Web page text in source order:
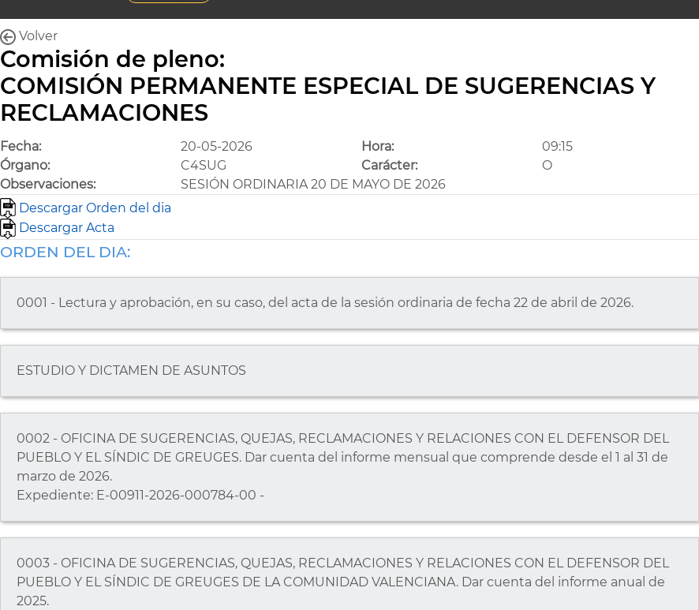
Volver
Comisión de pleno:
COMISIÓN PERMANENTE ESPECIAL DE SUGERENCIAS Y
RECLAMACIONES
Fecha: 20-05-2026 Hora:
09:15
Órgano:
C4SUG Carácter:
O
Observaciones:
SESIÓN ORDINARIA 20 DE MAYO DE 2026
Descargar Orden del dia
Descargar Acta
ORDEN DEL DIA:
0001 - Lectura y aprobación, en su caso, del acta de la sesión ordinaria de fecha 22 de abril de 2026.
ESTUDIO Y DICTAMEN DE ASUNTOS
0002 - OFICINA DE SUGERENCIAS, QUEJAS, RECLAMACIONES Y RELACIONES CON EL DEFENSOR DEL
PUEBLO Y EL SÍNDIC DE GREUGES. Dar cuenta del informe mensual que comprende desde el 1 al 31 de
marzo de 2026.
Expediente: E-00911-2026-000784-00 -
0003 - OFICINA DE SUGERENCIAS, QUEJAS, RECLAMACIONES Y RELACIONES CON EL DEFENSOR DEL
PUEBLO Y EL SÍNDIC DE GREUGES DE LA COMUNIDAD VALENCIANA. Dar cuenta del informe anual de
2025.